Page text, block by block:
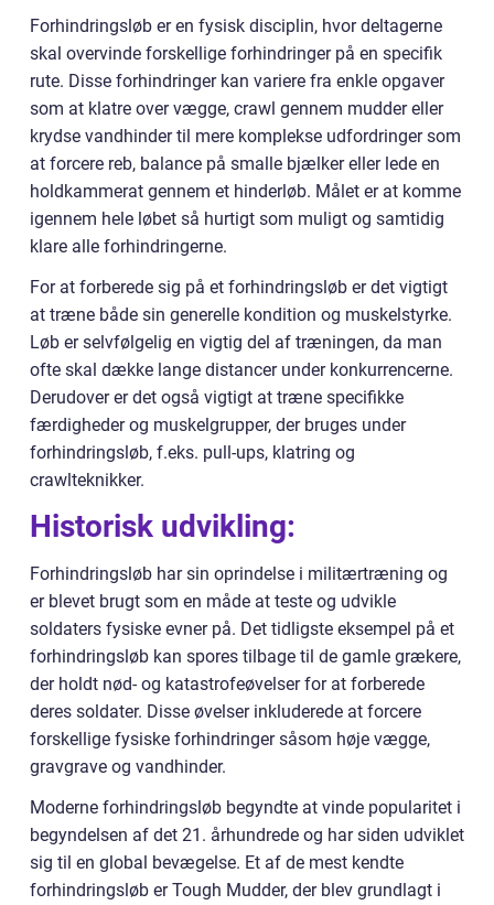
Forhindringsløb er en fysisk disciplin, hvor deltagerne
skal overvinde forskellige forhindringer på en specifik
rute. Disse forhindringer kan variere fra enkle opgaver
som at klatre over vægge, crawl gennem mudder eller
krydse vandhinder til mere komplekse udfordringer som
at forcere reb, balance på smalle bjælker eller lede en
holdkammerat gennem et hinderløb. Målet er at komme
igennem hele løbet så hurtigt som muligt og samtidig
klare alle forhindringerne.
For at forberede sig på et forhindringsløb er det vigtigt
at træne både sin generelle kondition og muskelstyrke.
Løb er selvfølgelig en vigtig del af træningen, da man
ofte skal dække lange distancer under konkurrencerne.
Derudover er det også vigtigt at træne specifikke
færdigheder og muskelgrupper, der bruges under
forhindringsløb, f.eks. pull-ups, klatring og
crawlteknikker.
Historisk udvikling:
Forhindringsløb har sin oprindelse i militærtræning og
er blevet brugt som en måde at teste og udvikle
soldaters fysiske evner på. Det tidligste eksempel på et
forhindringsløb kan spores tilbage til de gamle grækere,
der holdt nød- og katastrofeøvelser for at forberede
deres soldater. Disse øvelser inkluderede at forcere
forskellige fysiske forhindringer såsom høje vægge,
gravgrave og vandhinder.
Moderne forhindringsløb begyndte at vinde popularitet i
begyndelsen af det 21. århundrede og har siden udviklet
sig til en global bevægelse. Et af de mest kendte
forhindringsløb er Tough Mudder, der blev grundlagt i